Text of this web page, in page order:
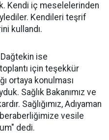
Kendi iç meselelerinden
Kendileri teşrif
kullandı.
ise
için teşekkür
ortaya konulması
Sağlık Bakanımız ve
Sağlığımız, Adıyaman
vesile
dedi.